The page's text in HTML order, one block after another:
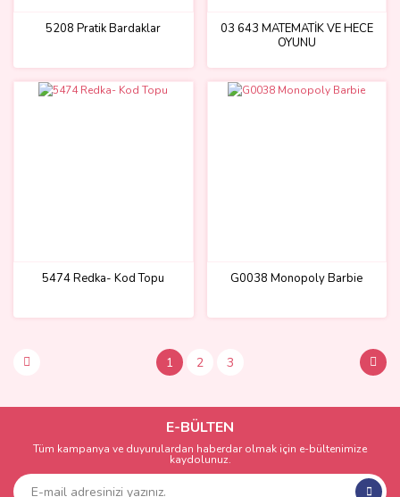
5208 Pratik Bardaklar
03 643 MATEMATİK VE HECE
OYUNU
5474 Redka- Kod Topu G0038 Monopoly Barbie
1 2 3
E-BÜLTEN
Tüm kampanya ve duyurulardan haberdar olmak için e-bültenimize
kaydolunuz.